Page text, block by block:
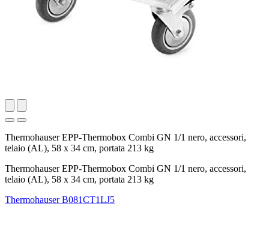
Thermohauser EPP-Thermobox Combi GN 1/1 nero, accessori,
telaio (AL), 58 x 34 cm, portata 213 kg
Thermohauser EPP-Thermobox Combi GN 1/1 nero, accessori,
telaio (AL), 58 x 34 cm, portata 213 kg
ThermohauserB081CT1LJ5